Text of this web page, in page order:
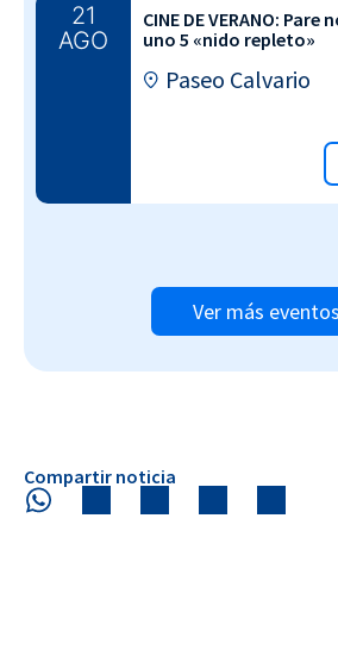
21
AGO
CINE DE VERANO: Pare
uno 5 «nido repleto»
Paseo Calvario
Ver más eventos
Compartir noticia